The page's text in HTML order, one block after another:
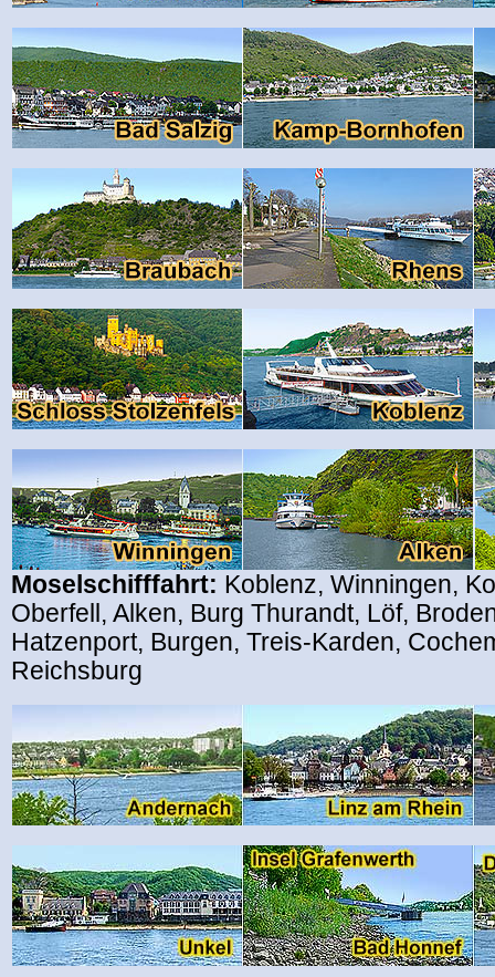
Moselschifffahrt: Koblenz, Winningen,
Oberfell, Alken, Burg Thurandt, Löf,
Hatzenport, Burgen, Treis-Karden,
Reichsburg